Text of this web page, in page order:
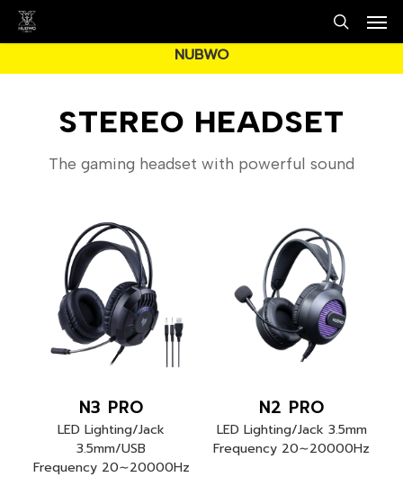
Skip
search
NUBWO
STEREO HEADSET
The gaming headset with powerful sound
PNG_N3_PRO_3.5mm_01
N3 PRO
LED Lighting/Jack
3.5mm/USB
Frequency 20∼20000Hz
fix
N2 PRO
LED Lighting/Jack 3.5mm
Frequency 20∼20000Hz